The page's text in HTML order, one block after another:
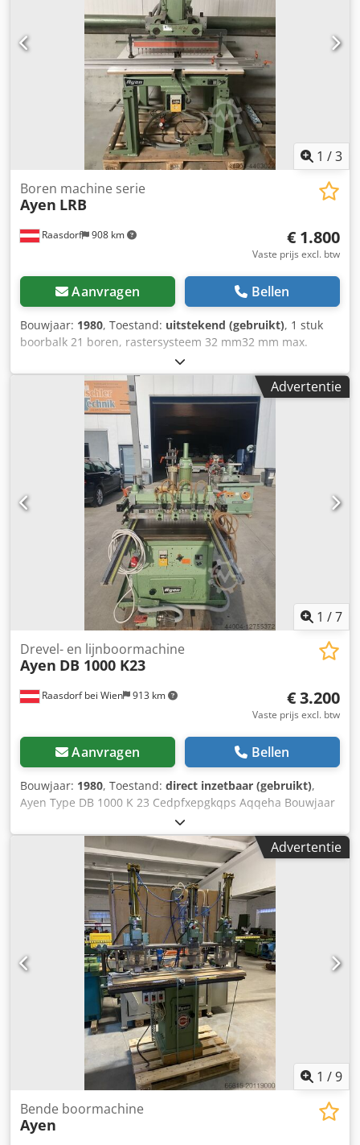
1 /3
Raasdorf 908 km
Boren machine serie
Ayen LRB
€ 1.800
Vaste prijs excl. btw
Aanvragen Bellen
Bouwjaar: 1980, Toestand: uitstekend (gebruikt), 1 stuk
boorbalk 21 boren, rastersysteem 32 mm32 mm max.
verplaatsing van de boorbalk min. 22 mm tot max. 624 mm
Rijafstand min. 125 mm , max. 603 mm ( boorlijn ) Motor
4,4 kW Boorslag 98 mm Olie remcilinder met slag 70 mm
Chedpfofhn Irox Aqqsa Bedrijfsdruk ca. 6,0 bar
Luchtverbruik ca. 3 l/cyclus Traject van min. 20 mm tot
max. 650 mm Gewicht ca. 540 kg Afmetingen : 2500 x 1100
x 1700 mm De machine wordt nog steeds gereviseerd en
op werking gecontroleerd. toestand zeer goed
Advertentie
1 /7
Raasdorf bei Wien 913 km
Drevel- en lijnboormachine
Ayen DB 1000 K23
€ 3.200
Vaste prijs excl. btw
Aanvragen Bellen
Bouwjaar: 1980, Toestand: direct inzetbaar (gebruikt),
Ayen Type DB 1000 K 23 Cedpfxepgkqps Aqqeha Bouwjaar
1980 GS-gekeurd Aantal spindels 23 stuks Aantal
boorbalken 1 Spindelafstand / rooster 32 mm Boren van
bovenaf pneumatisch zwenkbaar Gatenlijn boorapparaat
Advertentie
1 /9
Bende boormachine
Ayen